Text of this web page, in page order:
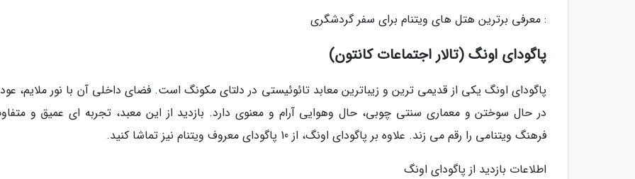
: معرفی برترین هتل های ویتنام برای سفر گردشگری
پاگودای اونگ (تالار اجتماعات کانتون)
پاگودای اونگ یکی از قدیمی ترین و زیباترین معابد تائوئیستی در دلتای مکونگ است. فضای داخلی آن با نور ملایم،
در حال سوختن و معماری سنتی چوبی، حال وهوایی آرام و معنوی دارد. بازدید از این معبد، تجربه ای عمیق و
فرهنگ ویتنامی را رقم می زند. علاوه بر پاگودای اونگ، از 10 پاگودای معروف ویتنام نیز تماشا کنید.
اطلاعات بازدید از پاگودای اونگ